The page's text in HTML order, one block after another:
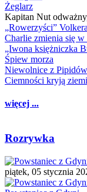
Żeglarz
Kapitan Nut
„Rowerzyści”
Charlie zmienia się w
„Iwona księżniczka
Śpiew morza
Niewolnice z
Ciemności kryją
więcej ...
Rozrywka
piątek, 05 stycznia